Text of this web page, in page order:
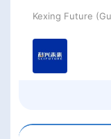
西, 智利, 阿根
澳大利亚